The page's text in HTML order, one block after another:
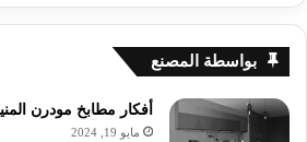
بواسطة المصنع
أفكار مطابخ مودرن
مايو 19, 2024